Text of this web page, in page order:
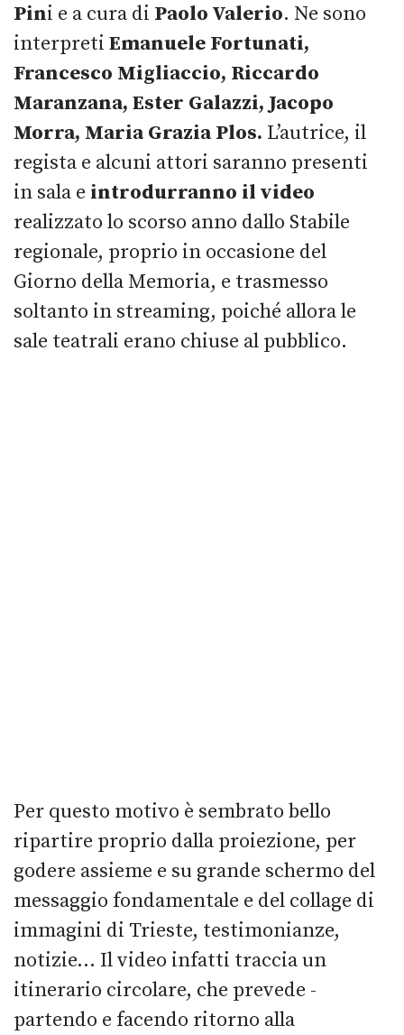
Pini e a cura di Paolo Valerio. Ne sono
interpreti Emanuele Fortunati,
Francesco Migliaccio, Riccardo
Maranzana, Ester Galazzi, Jacopo
Morra, Maria Grazia Plos. L’autrice, il
regista e alcuni attori saranno presenti
in sala e introdurranno il video
realizzato lo scorso anno dallo Stabile
regionale, proprio in occasione del
Giorno della Memoria, e trasmesso
soltanto in streaming, poiché allora le
sale teatrali erano chiuse al pubblico.
Per questo motivo è sembrato bello
ripartire proprio dalla proiezione, per
godere assieme e su grande schermo del
messaggio fondamentale e del collage di
immagini di Trieste, testimonianze,
notizie… Il video infatti traccia un
itinerario circolare, che prevede -
partendo e facendo ritorno alla